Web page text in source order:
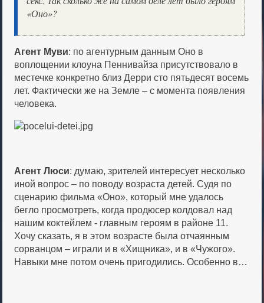
«Оно»?
Агент Муви: по агентурным данным Оно в
воплощении клоуна Пеннивайза присутствовало в
местечке конкретно близ Дерри сто пятьдесят восемь
лет. Фактически же на Земле – с момента появления
человека.
Агент Люси: думаю, зрителей интересует несколько
иной вопрос – по поводу возраста детей. Судя по
сценарию фильма «Оно», который мне удалось
бегло просмотреть, когда продюсер колдовал над
нашим коктейлем - главным героям в районе 11.
Хочу сказать, я в этом возрасте была отчаянным
сорванцом – играли и в «Хищника», и в «Чужого».
Навыки мне потом очень пригодились. Особенно в…